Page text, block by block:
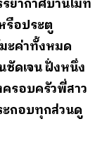
ยากาศบ้านไม้ที่
รือประตู
ะค่าทั้งหมด
ชัดเจน ฝั่งหนึ่ง
รอบครัวพี่สาว
ะกอบทุกส่วนดู